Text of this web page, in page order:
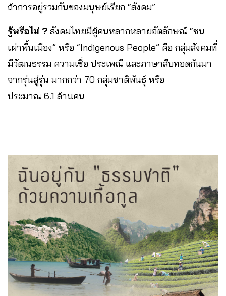
ถ้าการอยู่รวมกันของมนุษย์เรียก “สังคม”
รู้หรือไม่ ? สังคมไทยมีผู้คนหลากหลายอัตลักษณ์ “ชน
เผ่าพื้นเมือง” หรือ “Indigenous People” คือ กลุ่มสังคมที่
มีวัฒนธรรม ความเชื่อ ประเพณี และภาษาสืบทอดกันมา
จากรุ่นสู่รุ่น มากกว่า 70 กลุ่มชาติพันธุ์ หรือ
ประมาณ 6.1 ล้านคน